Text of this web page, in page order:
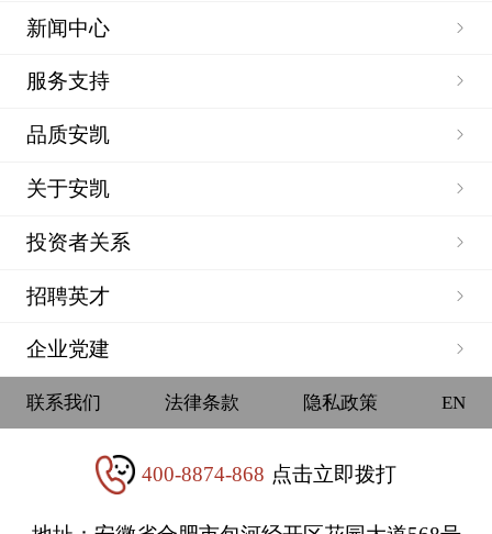
新闻中心
服务支持
品质安凯
关于安凯
投资者关系
招聘英才
企业党建
联系我们 法律条款 隐私政策 EN
400-8874-868 点击立即拨打